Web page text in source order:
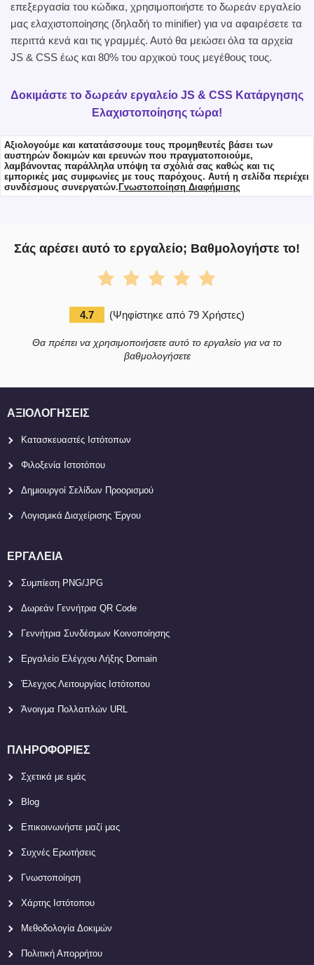
επεξεργασία του κώδικα, χρησιμοποιήστε το δωρεάν εργαλείο
μας ελαχιστοποίησης (δηλαδή το minifier) για να αφαιρέσετε τα
περιττά κενά και τις γραμμές. Αυτό θα μειώσει όλα τα αρχεία
JS & CSS έως και 80% του αρχικού τους μεγέθους τους.
Δοκιμάστε το δωρεάν εργαλείο JS & CSS Κατάργησης
Ελαχιστοποίησης τώρα!
Αξιολογούμε και κατατάσσουμε τους προμηθευτές βάσει των
αυστηρών δοκιμών και ερευνών που πραγματοποιούμε,
λαμβάνοντας παράλληλα υπόψη τα σχόλιά σας καθώς και τις
εμπορικές μας συμφωνίες με τους παρόχους. Αυτή η σελίδα περιέχει
συνδέσμους συνεργατών. Γνωστοποίηση Διαφήμισης
Σάς αρέσει αυτό το εργαλείο; Βαθμολογήστε το!
4.7 (Ψηφίστηκε από 79 Χρήστες)
Θα πρέπει να χρησιμοποιήσετε αυτό το εργαλείο για να το
βαθμολογήσετε
ΑΞΙΟΛΟΓΉΣΕΙΣ
Κατασκευαστές Ιστότοπων
Φιλοξενία Ιστοτόπου
Δημιουργοί Σελίδων Προορισμού
Λογισμικά Διαχείρισης Έργου
ΕΡΓΑΛΕΊΑ
Συμπίεση PNG/JPG
Δωρεάν Γεννήτρια QR Code
Γεννήτρια Συνδέσμων Κοινοποίησης
Εργαλείο Ελέγχου Λήξης Domain
Έλεγχος Λειτουργίας Ιστότοπου
Άνοιγμα Πολλαπλών URL
ΠΛΗΡΟΦΟΡΊΕΣ
Σχετικά με εμάς
Blog
Επικοινωνήστε μαζί μας
Συχνές Ερωτήσεις
Γνωστοποίηση
Χάρτης Ιστότοπου
Μεθοδολογία Δοκιμών
Πολιτική Απορρήτου